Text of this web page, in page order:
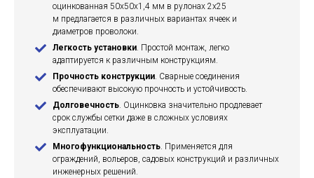
оцинкованная 50х50х1,4 мм в рулонах 2х25
м предлагается в различных вариантах ячеек и
диаметров проволоки.
Легкость установки. Простой монтаж, легко
адаптируется к различным конструкциям.
Прочность конструкции. Сварные соединения
обеспечивают высокую прочность и устойчивость.
Долговечность. Оцинковка значительно продлевает
срок службы сетки даже в сложных условиях
эксплуатации.
Многофункциональность. Применяется для
ограждений, вольеров, садовых конструкций и различных
инженерных решений.